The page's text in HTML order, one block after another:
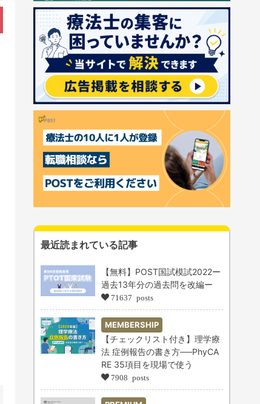
最近読まれている記事
【無料】POST国試模試2022ー
過去13年分の過去問を改編ー
71637 posts
MEMBERSHIP
【チェックリスト付き】理学療
法 症例報告の書き方──PhyCA
RE 35項目を現場で使う
7908 posts